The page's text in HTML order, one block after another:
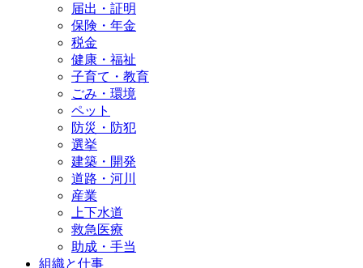
届出・証明
保険・年金
税金
健康・福祉
子育て・教育
ごみ・環境
ペット
防災・防犯
選挙
建築・開発
道路・河川
産業
上下水道
救急医療
助成・手当
組織と仕事